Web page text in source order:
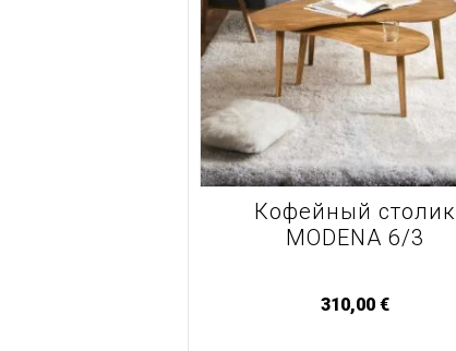
Кофейный столик
MODENA 6/3
310,00€